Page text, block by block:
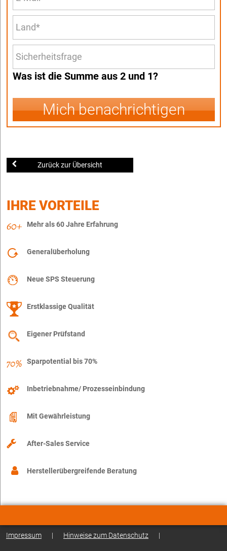
Was ist die Summe aus 2 und 1?
Mich benachrichtigen
Zurück zur Übersicht
IHRE VORTEILE
Mehr als 60 Jahre Erfahrung
Generalüberholung
Neue SPS Steuerung
Erstklassige Qualität
Eigener Prüfstand
Sparpotential bis 70%
Inbetriebnahme/ Prozesseinbindung
Mit Gewährleistung
After-Sales Service
Herstellerübergreifende Beratung
Impressum | Hinweise zum Datenschutz |